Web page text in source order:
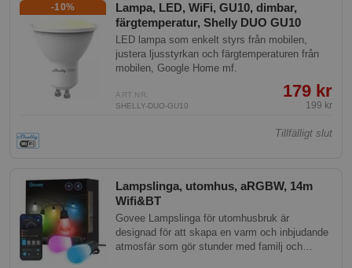
Lampa, LED, WiFi, GU10, dimbar,
färgtemperatur, Shelly DUO GU10
-10%
LED lampa som enkelt styrs från mobilen,
justera ljusstyrkan och färgtemperaturen från
mobilen, Google Home mf.
ART.NR:
SHELLY-DUO-GU10
179 kr
199 kr
Tillfälligt slut
Lampslinga, utomhus, aRGBW, 14m
Wifi&BT
Govee Lampslinga för utomhusbruk är
designad för att skapa en varm och inbjudande
atmosfär som gör stunder med familj och